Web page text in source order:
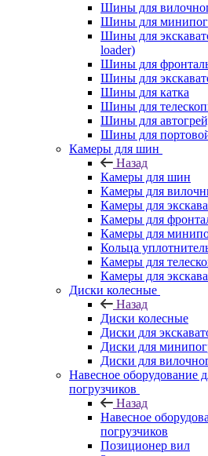
Шины для
Шины для
Шины для
loader)
Шины для
Шины для
Шины для катка
Шины для
Шины для
Шины для
Камеры для шин
Назад
Камеры для шин
Камеры для
Камеры для
Камеры для
Камеры для
Кольца
Камеры для
Камеры для
Диски колесные
Назад
Диски колесные
Диски для
Диски для
Диски для
Навесное оборудование
погрузчиков
Назад
Навесное
погрузчиков
Позиционер вил